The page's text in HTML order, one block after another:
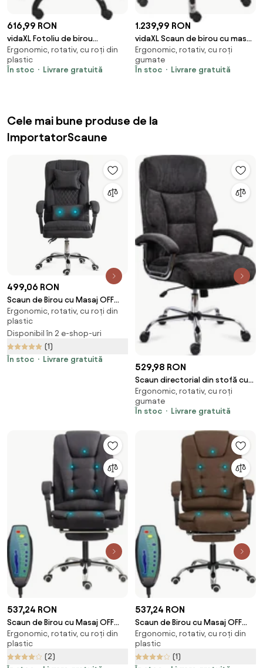
616,99 RON
vidaXL Fotoliu de birou
rabatabil, maro, piele
ecologică
Ergonomic, rotativ, cu roți din
plastic
În stoc
Livrare gratuită
1.239,99 RON
vidaXL Scaun de birou cu masaj,
maro, material textil
Ergonomic, rotativ, cu roți
gumate
În stoc
Livrare gratuită
Cele mai bune produse de la
ImportatorScaune
499,06 RON
Scaun de Birou cu Masaj OFF
936 Negru
Ergonomic, rotativ, cu roți din
plastic
Disponibil în 2 e-shop-uri
(1)
În stoc
Livrare gratuită
529,98 RON
Scaun directorial din stofă cu
arcuri OFF 709 negru
Ergonomic, rotativ, cu roți
gumate
În stoc
Livrare gratuită
537,24 RON
Scaun de Birou cu Masaj OFF
4181M Negru — Spătar
Rabatabil și Suport Picioare
Ergonomic, rotativ, cu roți din
plastic
(2)
537,24 RON
Scaun de Birou cu Masaj OFF
4181M Maro — Spătar Rabatabil
și Suport Picioare
Ergonomic, rotativ, cu roți din
plastic
(1)